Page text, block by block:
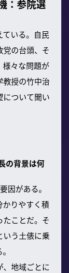
：参院選
いる。自民
の台頭、そ
様々な問題が
教授の竹中治
について聞い
の背景は何
因がある。
かりやすく積
ことだ。そ
いう土俵に乗
、地域ごとに